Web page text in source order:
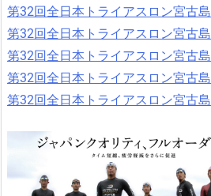
第32回全日本トライアスロン宮古島
第32回全日本トライアスロン宮古島
第32回全日本トライアスロン宮古島
第32回全日本トライアスロン宮古
第32回全日本トライアスロン宮古